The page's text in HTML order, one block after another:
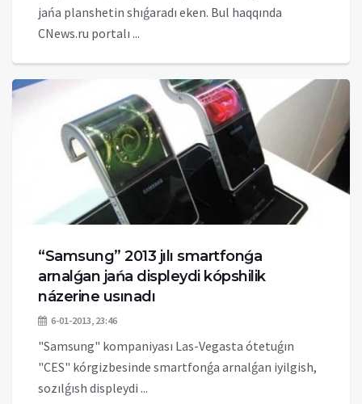
jańa planshetin shıǵaradı eken. Bul haqqında
CNews.ru portalı ...
“Samsung” 2013 jılı smartfonǵa
arnalǵan jańa displeydi kópshilik
názerine usınadı
6-01-2013, 23:46
"Samsung" kompaniyası Las-Vegasta ótetuǵın
"CES" kórgizbesinde smartfonǵa arnalǵan iyilgish,
sozılǵısh displeydi ...